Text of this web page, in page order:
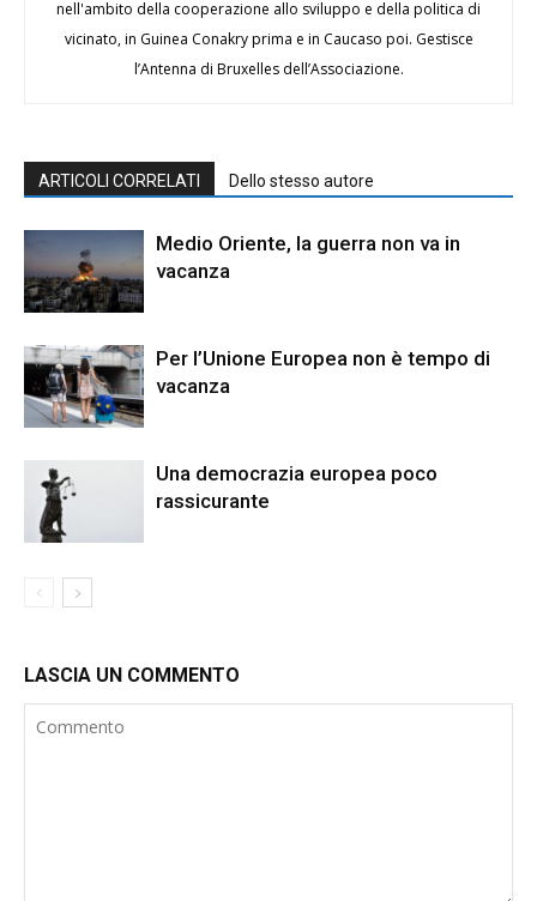
nell'ambito della cooperazione allo sviluppo e della politica di
vicinato, in Guinea Conakry prima e in Caucaso poi. Gestisce
l’Antenna di Bruxelles dell’Associazione.
ARTICOLI CORRELATI Dello stesso autore
Medio Oriente, la guerra non va in
vacanza
Per l’Unione Europea non è tempo di
vacanza
Una democrazia europea poco
rassicurante
LASCIA UN COMMENTO